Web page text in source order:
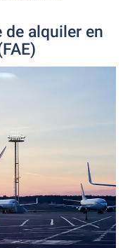
de alquiler en